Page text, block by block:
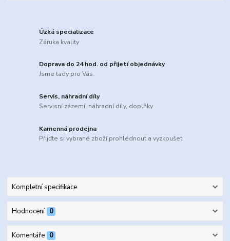
Úzká specializace
Záruka kvality
Doprava do 24 hod. od přijetí objednávky
Jsme tady pro Vás.
Servis, náhradní díly
Servisní zázemí, náhradní díly, doplňky
Kamenná prodejna
Přijďte si vybrané zboží prohlédnout a vyzkoušet
Kompletní specifikace
Hodnocení 0
Komentáře 0